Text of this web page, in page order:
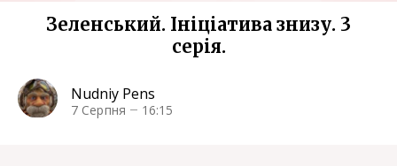
Зеленський. Ініціатива знизу. 3
серія.
Nudniy Pens
7 Серпня 16:15